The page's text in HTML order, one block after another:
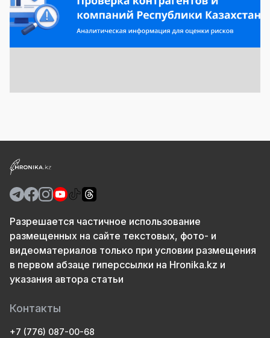
Разрешается частичное использование
размещенных на сайте текстовых, фото- и
видеоматериалов только при условии размещения
в первом абзаце гиперссылки на Hronika.kz и
указания автора статьи
Контакты
+7 (776) 087-00-68